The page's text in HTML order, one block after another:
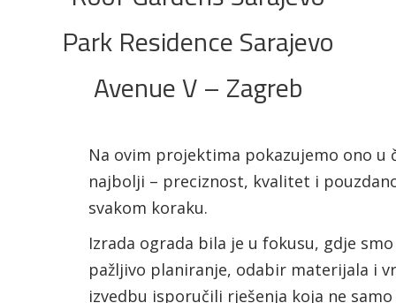
Park Residence Sarajevo
Avenue V – Zagreb
Na ovim projektima pokazujemo ono u
najbolji – preciznost, kvalitet i
svakom koraku.
Izrada ograda bila je u fokusu, gdje
pažljivo planiranje, odabir materijala i
izvedbu isporučili rješenja koja ne